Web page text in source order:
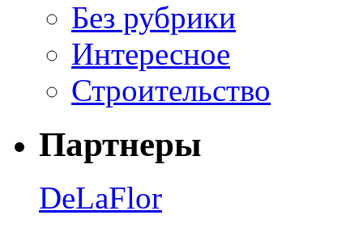
Без рубрики
Интересное
Строительство
Партнеры
DeLaFlor